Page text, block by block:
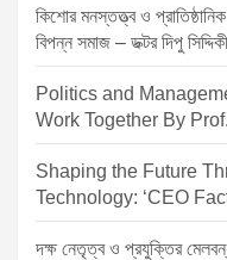
কিশোর মনস্তত্ত্ব ও
বিপন্ন সমাজ – ডক্টর দিপু সিদ্দিকী
Politics and
Work Together By
Shaping the Future
Technology: ‘CEO
দক্ষ নেতৃত্ব ও প্রযুক্তির